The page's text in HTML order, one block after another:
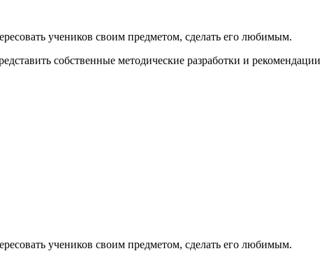
учеников своим предметом, сделать его любимым.
собственные методические разработки и рекомендации
учеников своим предметом, сделать его любимым.